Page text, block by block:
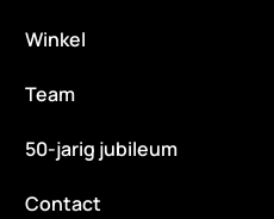
Winkel
Team
50-jarig jubileum
Contact